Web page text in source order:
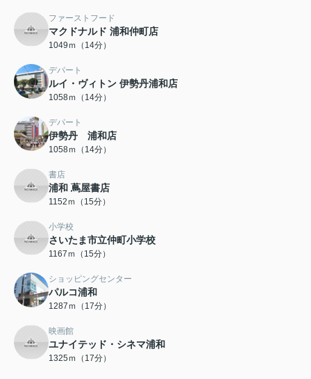
ファーストフード
マクドナルド 浦和仲町店
1049ｍ（14分）
デパート
ルイ・ヴィトン 伊勢丹浦和店
1058ｍ（14分）
デパート
伊勢丹 浦和店
1058ｍ（14分）
書店
浦和 蔦屋書店
1152ｍ（15分）
小学校
さいたま市立仲町小学校
1167ｍ（15分）
ショッピングセンター
パルコ浦和
1287ｍ（17分）
映画館
ユナイテッド・シネマ浦和
1325ｍ（17分）